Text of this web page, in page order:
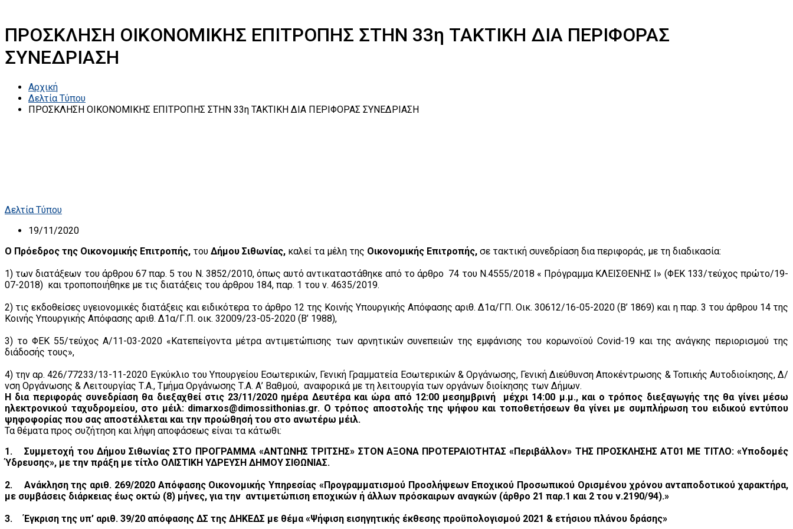
ΠΡΟΣΚΛΗΣΗ ΟΙΚΟΝΟΜΙΚΗΣ ΕΠΙΤΡΟΠΗΣ ΣΤΗΝ 33η ΤΑΚΤΙΚΗ ΔΙΑ ΠΕΡΙΦΟΡΑΣ
ΣΥΝΕΔΡΙΑΣΗ
Αρχική
Δελτία Τύπου
ΠΡΟΣΚΛΗΣΗ ΟΙΚΟΝΟΜΙΚΗΣ ΕΠΙΤΡΟΠΗΣ ΣΤΗΝ 33η ΤΑΚΤΙΚΗ ΔΙΑ ΠΕΡΙΦΟΡΑΣ ΣΥΝΕΔΡΙΑΣΗ
Δελτία Τύπου
19/11/2020
Ο Πρόεδρος της Οικονομικής Επιτροπής, του Δήμου Σιθωνίας, καλεί τα μέλη της Οικονομικής Επιτροπής, σε τακτική συνεδρίαση δια περιφοράς, με τη διαδικασία:
1) των διατάξεων του άρθρου 67 παρ. 5 του Ν. 3852/2010, όπως αυτό αντικαταστάθηκε από το άρθρο 74 του Ν.4555/2018 « Πρόγραμμα ΚΛΕΙΣΘΕΝΗΣ Ι» (ΦΕΚ 133/τεύχος πρώτο/19-
07-2018) και τροποποιήθηκε με τις διατάξεις του άρθρου 184, παρ. 1 του ν. 4635/2019.
2) τις εκδοθείσες υγειονομικές διατάξεις και ειδικότερα το άρθρο 12 της Κοινής Υπουργικής Απόφασης αριθ. Δ1α/ΓΠ. Οικ. 30612/16-05-2020 (Β’ 1869) και η παρ. 3 του άρθρου 14 της
Κοινής Υπουργικής Απόφασης αριθ. Δ1α/Γ.Π. οικ. 32009/23-05-2020 (Β’ 1988),
3) το ΦΕΚ 55/τεύχος Α/11-03-2020 «Κατεπείγοντα μέτρα αντιμετώπισης των αρνητικών συνεπειών της εμφάνισης του κορωνοϊού Covid-19 και της ανάγκης περιορισμού της
διάδοσής τους»,
4) την αρ. 426/77233/13-11-2020 Εγκύκλιο του Υπουργείου Εσωτερικών, Γενική Γραμματεία Εσωτερικών & Οργάνωσης, Γενική Διεύθυνση Αποκέντρωσης & Τοπικής Αυτοδιοίκησης, Δ/
νση Οργάνωσης & Λειτουργίας Τ.Α., Τμήμα Οργάνωσης Τ.Α. Α’ Βαθμού, αναφορικά με τη λειτουργία των οργάνων διοίκησης των Δήμων.
Η δια περιφοράς συνεδρίαση θα διεξαχθεί στις 23/11/2020 ημέρα Δευτέρα και ώρα από 12:00 μεσημβρινή μέχρι 14:00 μ.μ., και ο τρόπος διεξαγωγής της θα γίνει μέσω
ηλεκτρονικού ταχυδρομείου, στο μέιλ: dimarxos@dimossithonias.gr. Ο τρόπος αποστολής της ψήφου και τοποθετήσεων θα γίνει με συμπλήρωση του ειδικού εντύπου
ψηφοφορίας που σας αποστέλλεται και την προώθησή του στο ανωτέρω μέιλ.
Τα θέματα προς συζήτηση και λήψη αποφάσεως είναι τα κάτωθι:
1.
Συμμετοχή του Δήμου Σιθωνίας ΣΤΟ ΠΡΟΓΡΑΜΜΑ «ΑΝΤΩΝΗΣ ΤΡΙΤΣΗΣ» ΣΤΟΝ ΑΞΟΝΑ ΠΡΟΤΕΡΑΙΟΤΗΤΑΣ «Περιβάλλον» ΤΗΣ ΠΡΟΣΚΛΗΣΗΣ ΑΤ01 ΜΕ ΤΙΤΛΟ: «Υποδομές
Ύδρευσης», με την πράξη με τίτλο ΟΛΙΣΤΙΚΗ ΥΔΡΕΥΣΗ ΔΗΜΟΥ ΣΙΘΩΝΙΑΣ.
2.
Ανάκληση της αριθ. 269/2020 Απόφασης Οικονομικής Υπηρεσίας «Προγραμματισμού Προσλήψεων Εποχικού Προσωπικού Ορισμένου χρόνου ανταποδοτικού χαρακτήρα,
με συμβάσεις διάρκειας έως οκτώ (8) μήνες, για την αντιμετώπιση εποχικών ή άλλων πρόσκαιρων αναγκών (άρθρο 21 παρ.1 και 2 του ν.2190/94).»
3.
Έγκριση της υπ’ αριθ. 39/20 απόφασης ΔΣ της ΔΗΚΕΔΣ με θέμα «Ψήφιση εισηγητικής έκθεσης προϋπολογισμού 2021 & ετήσιου πλάνου δράσης»